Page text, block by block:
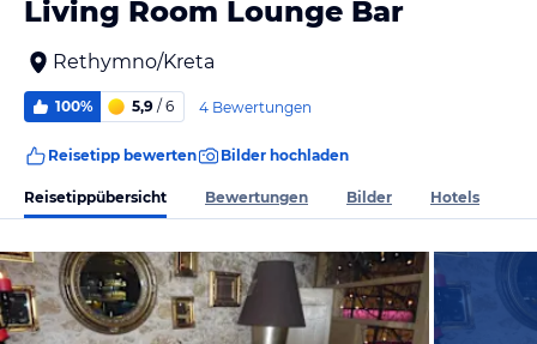
Living Room Lounge Bar
Rethymno/Kreta
100% 5,9 / 6 4 Bewertungen
Reisetipp bewerten Bilder hochladen
Reisetippübersicht Bewertungen Bilder Hotels